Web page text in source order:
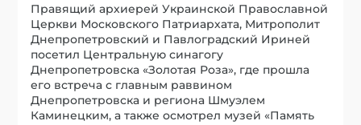
Правящий архиерей Украинской Православной
Церкви Московского Патриархата, Митрополит
Днепропетровский и Павлоградский Ириней
посетил Центральную синагогу
Днепропетровска «Золотая Роза», где прошла
его встреча с главным раввином
Днепропетровска и региона Шмуэлем
Каминецким, а также осмотрел музей «Память